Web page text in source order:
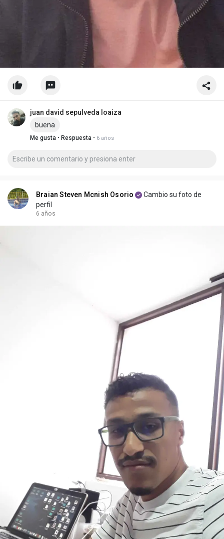
juan david sepulveda loaiza
buena
Me gusta · Respuesta · 6 años
Braian Steven Mcnish Osorio
Cambio su foto de
perfil
6 años